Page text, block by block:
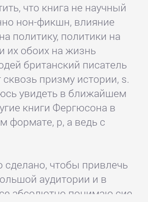
что книга не научный
нон-фикшн, влияние
политику, политики на
их обоих на жизнь
британский писатель
призму истории, s.
увидеть в ближайшем
книги Фергюсона в
формате, p, а ведь с
сделано, чтобы привлечь
аудитории и в
абсолютно понимаю сие